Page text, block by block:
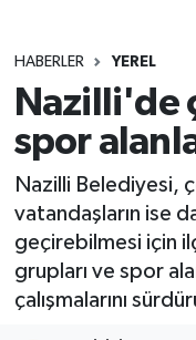
HABERLER YEREL
Nazilli'de
spor
Nazilli Belediyesi,
vatandaşların ise
geçirebilmesi için
grupları ve spor
çalışmalarını
Tüm Manşetler
Son Dakika
Haber Arşivi